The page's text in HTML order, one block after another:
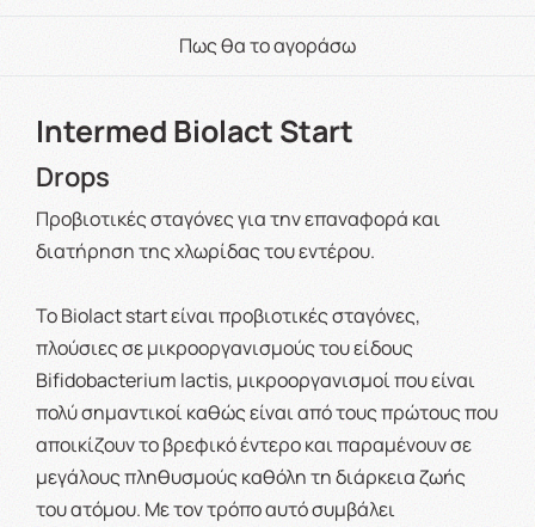
Πως θα το αγοράσω
Intermed Biolact Start
Drops
Προβιοτικές σταγόνες για την επαναφορά και
διατήρηση της χλωρίδας του εντέρου.
Το Biolact start είναι προβιοτικές σταγόνες,
πλούσιες σε μικροοργανισμούς του είδους
Bifidobacterium lactis, μικροοργανισμοί που είναι
πολύ σημαντικοί καθώς είναι από τους πρώτους που
αποικίζουν το βρεφικό έντερο και παραμένουν σε
μεγάλους πληθυσμούς καθόλη τη διάρκεια ζωής
του ατόμου. Με τον τρόπο αυτό συμβάλει